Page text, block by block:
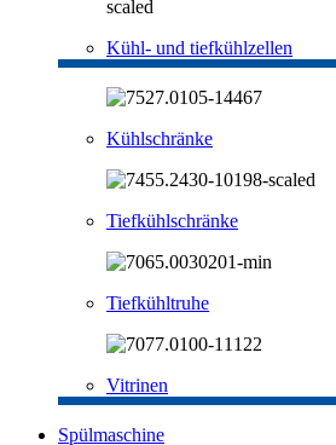
Kühl- und tiefkühlzellen
Kühlschränke
Tiefkühlschränke
Tiefkühltruhe
Vitrinen
Spülmaschine